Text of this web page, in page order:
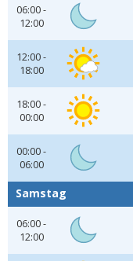
06:00 -
12:00
12:00 -
18:00
18:00 -
00:00
00:00 -
06:00
Samstag
06:00 -
12:00